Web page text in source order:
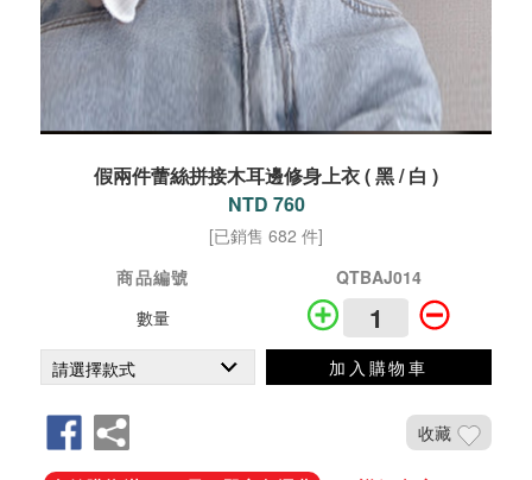
假兩件蕾絲拼接木耳邊修身上衣 ( 黑 / 白 )
NTD 760
[已銷售 682 件]
商品編號
QTBAJ014
數量
加入購物車
收藏